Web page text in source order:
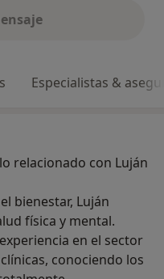
Especialistas &
relacionado con Luján
bienestar, Luján
física y mental.
en el sector
conociendo los